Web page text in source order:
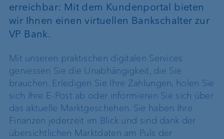
erreichbar: Mit dem Kundenportal bieten
wir Ihnen einen virtuellen Bankschalter zur
VP Bank.
Mit unseren praktischen digitalen Services
geniessen Sie die Unabhängigkeit, die Sie
brauchen. Erledigen Sie Ihre Zahlungen, holen Sie
sich Ihre E-Post ab oder informieren Sie sich über
das aktuelle Marktgeschehen. Sie haben Ihre
Finanzen jederzeit im Blick und sind dank der
übersichtlichen Marktdaten am Puls der